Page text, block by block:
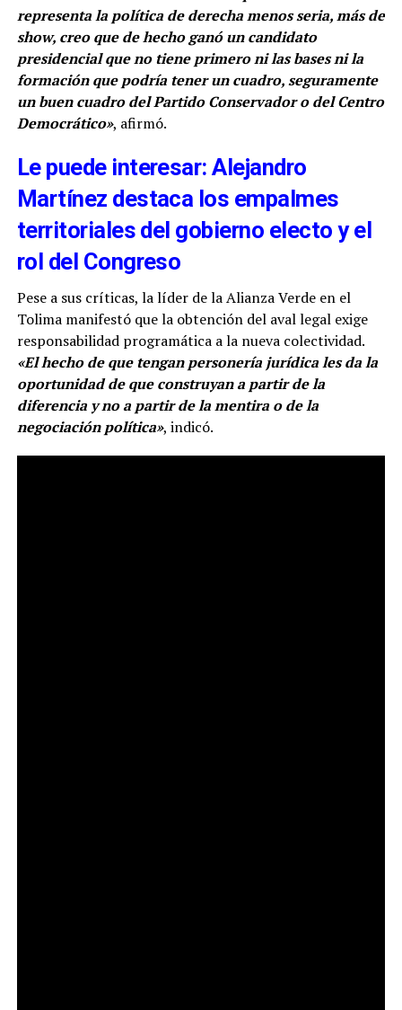
representa la política de derecha menos seria, más de
show, creo que de hecho ganó un candidato
presidencial que no tiene primero ni las bases ni la
formación que podría tener un cuadro, seguramente
un buen cuadro del Partido Conservador o del Centro
Democrático», afirmó.
Le puede interesar: Alejandro
Martínez destaca los empalmes
territoriales del gobierno electo y el
rol del Congreso
Pese a sus críticas, la líder de la Alianza Verde en el
Tolima manifestó que la obtención del aval legal exige
responsabilidad programática a la nueva colectividad.
«El hecho de que tengan personería jurídica les da la
oportunidad de que construyan a partir de la
diferencia y no a partir de la mentira o de la
negociación política», indicó.